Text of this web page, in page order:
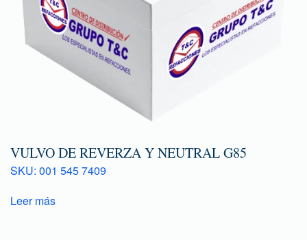
VULVO DE REVERZA Y NEUTRAL G85
SKU: 001 545 7409
Leer más